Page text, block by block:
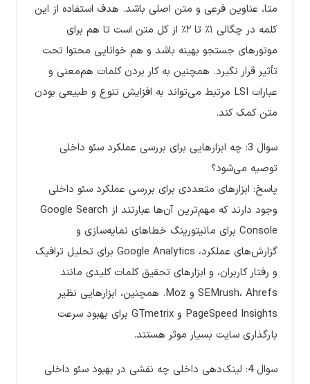
متا، عناوین فرعی و متن اصلی باشد. هدف استفاده از این
کلمه در چگالی ۱٪ تا ۲٪ از کل متن است تا هم برای
موتورهای جستجو بهینه باشد و هم خوانایی محتوا تحت
تأثیر قرار نگیرد. همچنین به کار بردن کلمات هم‌معنی و
عبارات LSI مرتبط می‌تواند به افزایش تنوع و طبیعی بودن
متن کمک کند.
سوال 3: چه ابزارهایی برای بررسی عملکرد سئو داخلی
توصیه می‌شود؟
پاسخ: ابزارهای متعددی برای بررسی عملکرد سئو داخلی
وجود دارند که مهم‌ترین آن‌ها عبارتند از Google Search
Console برای مانیتورینگ خطاهای نمایه‌سازی و
گزارش‌های عملکرد، Google Analytics برای تحلیل ترافیک
و رفتار کاربران، و ابزارهای تحقیق کلمات کلیدی مانند
SEMrush، Ahrefs و Moz. همچنین، ابزارهایی نظیر
PageSpeed Insights و GTmetrix برای بهبود سرعت
بارگذاری سایت بسیار موثر هستند.
سوال 4: لینک‌دهی داخلی چه نقشی در بهبود سئو داخلی